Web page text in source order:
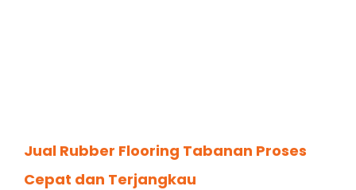
Jual Rubber Flooring Tabanan Proses
Cepat dan Terjangkau